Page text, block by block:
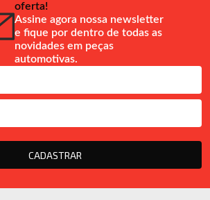
oferta!
Assine agora nossa newsletter
e fique por dentro de todas as
novidades em peças
automotivas.
CADASTRAR